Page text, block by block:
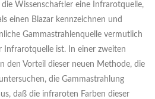
Wissenschaftler eine Infrarotquelle,
einen Blazar kennzeichnen und
Gammastrahlenquelle vermutlich
Infrarotquelle ist. In einer zweiten
den Vorteil dieser neuen Methode, die
die Gammastrahlung
daß die infraroten Farben dieser